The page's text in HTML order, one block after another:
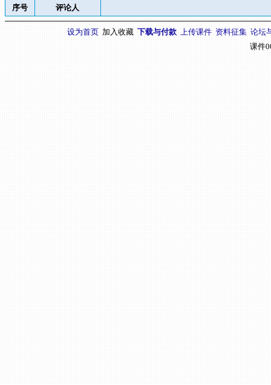
序号 评论人
设为首页 加入收藏 下载与付款 上传课件 资料征集 论坛
课件